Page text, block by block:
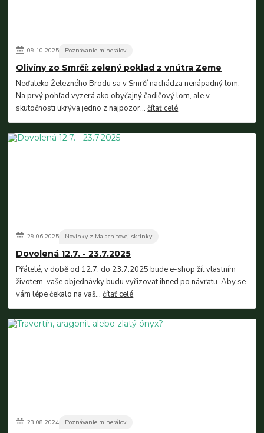
09.10.2025 Poznávanie minerálov
Olivíny zo Smrčí: zelený poklad z vnútra Zeme
Neďaleko Železného Brodu sa v Smrčí nachádza nenápadný lom.
Na prvý pohľad vyzerá ako obyčajný čadičový lom, ale v
skutočnosti ukrýva jedno z najpozor...čítať celé
29.06.2025 Novinky z Malachitovej skrinky
Dovolená 12.7. - 23.7.2025
Přátelé, v době od 12.7. do 23.7.2025 bude e-shop žít vlastním
životem, vaše objednávky budu vyřizovat ihned po návratu. Aby se
vám lépe čekalo na vaš...čítať celé
23.08.2024 Poznávanie minerálov